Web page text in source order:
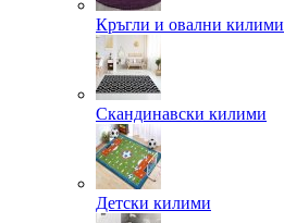
Кръгли и овални килими
Скандинавски килими
Детски килими